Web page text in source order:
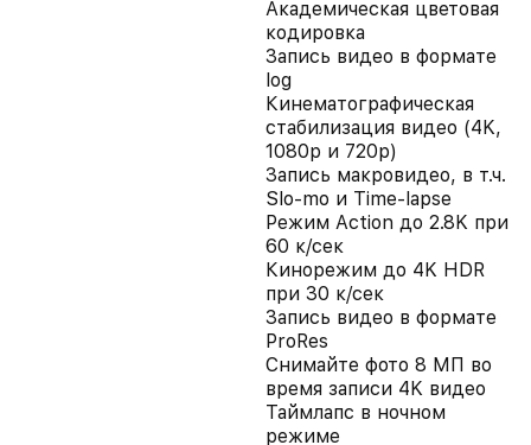
Академическая цветовая
кодировка
Запись видео в формате
log
Кинематографическая
стабилизация видео (4K,
1080p и 720p)
Запись макровидео, в т.ч.
Slo-mo и Time-lapse
Режим Action до 2.8K при
60 к/сек
Кинорежим до 4K HDR
при 30 к/сек
Запись видео в формате
ProRes
Снимайте фото 8 МП во
время записи 4K видео
Таймлапс в ночном
режиме